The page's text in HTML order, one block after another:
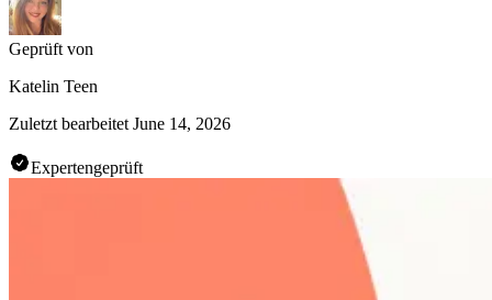
Geprüft von
Katelin Teen
Zuletzt bearbeitet June 14, 2026
Expertengeprüft